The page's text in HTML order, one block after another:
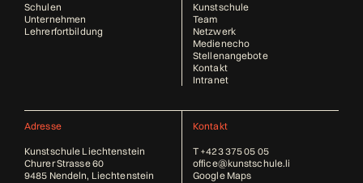
Schulen
Unternehmen
Lehrerfortbildung
Kunstschule
Team
Netzwerk
Medienecho
Stellenangebote
Kontakt
Intranet
Adresse
Kunstschule Liechtenstein
Churer Strasse 60
9485 Nendeln, Liechtenstein
Kontakt
T +423 375 05 05
office@kunstschule.li
Google Maps